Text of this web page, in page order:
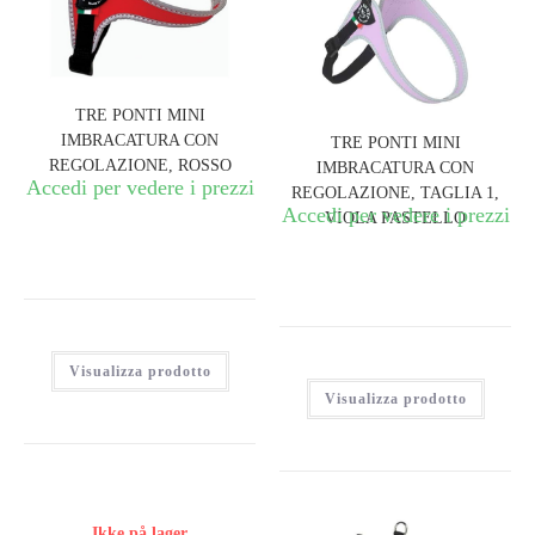
TRE PONTI MINI
IMBRACATURA CON
REGOLAZIONE, ROSSO
Accedi per vedere i prezzi
Visualizza prodotto
TRE PONTI MINI
IMBRACATURA CON
REGOLAZIONE, TAGLIA 1,
VIOLA PASTELLO
Accedi per vedere i prezzi
Visualizza prodotto